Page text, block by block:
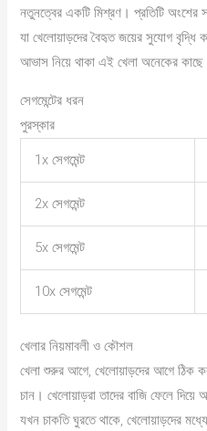
নতুনত্বের একটি মিশ্রণ। প্রতিটি অংশের
যা খেলোয়াড়দের বৈহৃত জয়ের সুযোগ
আভাস নিয়ে থাকা এই খেলা অনেকের
সেগমেন্টের ধরন
পুরস্কার
1x সেগমেন্ট
2x সেগমেন্ট
5x সেগমেন্ট
10x সেগমেন্ট
খেলার নিয়মাবলী ও কৌশল
খেলা শুরুর আগে, খেলোয়াড়দের আগে ঠিক
চান। খেলোয়াড়রা তাদের বাজি ফেলে
যখন চাকতি ঘুরতে থাকে, খেলোয়াড়দের